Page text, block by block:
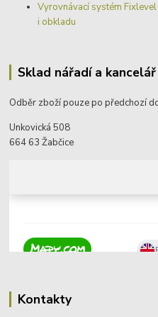
Vyrovnávací systém
i obkladu
Sklad nářadí a kancelář
Odběr zboží pouze po předchozí
Unkovická 508
664 63 Žabčice
Kontakty